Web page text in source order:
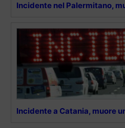
Incidente nel Palermitano,
Incidente a Catania, muore